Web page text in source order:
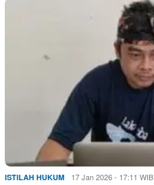
ISTILAH HUKUM 17 Jan 2026 - 17:11 WIB